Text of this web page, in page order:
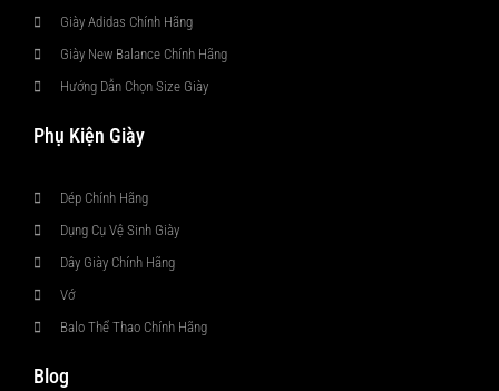
Giày Adidas Chính Hãng
Giày New Balance Chính Hãng
Hướng Dẫn Chọn Size Giày
Phụ Kiện Giày
Dép Chính Hãng
Dụng Cụ Vệ Sinh Giày
Dây Giày Chính Hãng
Vớ
Balo Thể Thao Chính Hãng
Blog